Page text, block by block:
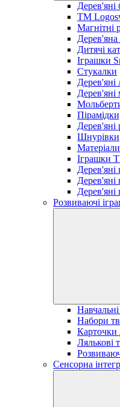
Дерев'яні
TM
Магнітні
Дерев'яна
Дитячі
Іграшки
Стукалки
Дерев'яні
Дерев'яні
Дерев'яні
Шнурівки
Іграшки
Дерев'яні
Дерев'яні
Дерев'яні
Розвиваючі
Набори
Карточки
Лялькові
Сенсорна